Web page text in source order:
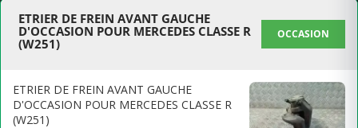
ETRIER DE FREIN AVANT GAUCHE
D'OCCASION POUR MERCEDES CLASSE R
(W251)
OCCASION
ETRIER DE FREIN AVANT GAUCHE
D'OCCASION POUR MERCEDES CLASSE R
(W251)